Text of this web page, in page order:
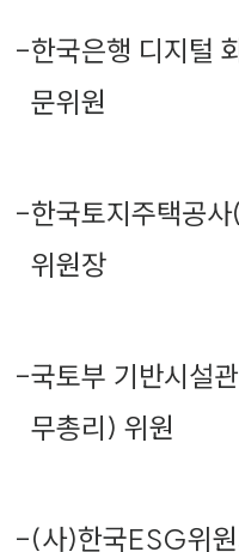
-한국은행 디지털
문위원
-한국토지주택공
위원장
-국토부 기반시설
무총리) 위원
-(사)한국ESG위